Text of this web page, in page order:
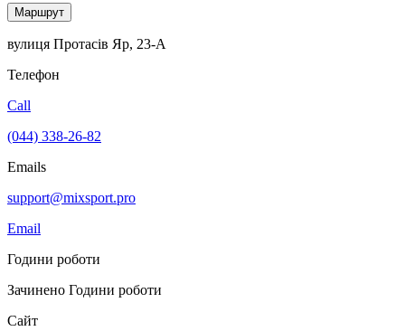
Маршрут
вулиця Протасів Яр, 23-А
Телефон
Call
(044) 338-26-82
Emails
support@mixsport.pro
Email
Години роботи
Зачинено Години роботи
Сайт